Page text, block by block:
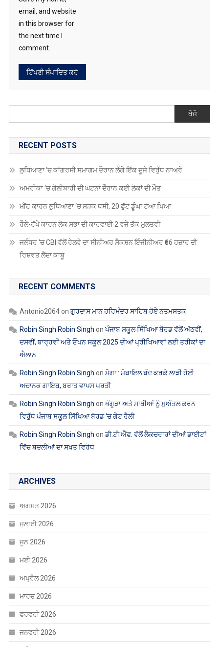
in this browser for
the next time I
ਅਮਰੀਕਾ ‘ਚ ਗੋਲੀਬਾਰੀ ਦੀ ਘਟਨਾ ਦੌਰਾਨ ਕਈ ਲੋਕਾਂ ਦੀ ਮੌਤ
ਮੀਂਹ ਕਾਰਨ ਲੁਧਿਆਣਾ ‘ਚ ਸੜਕ ਧਸੀ, 20 ਫੁੱਟ ਡੂੰਘਾ ਟੋਆ ਪਿਆ
ਰੌਲੇ-ਰੱਪੇ ਕਾਰਨ ਲੋਕ ਸਭਾ ਦੀ ਕਾਰਵਾਈ 2 ਵਜੇ ਤੱਕ ਮੁਲਤਵੀ
ਜਲੰਧਰ ‘ਚ CBI ਵੱਲੋਂ ਰੇਲਵੇ ਦਾ ਸੀਨੀਅਰ ਸੈਕਸ਼ਨ ਇੰਜੀਨੀਅਰ ₹66 ਹਜ਼ਾਰ ਦੀ
Robin Singh Robin Singhonਪੰਜਾਬ ਸਕੂਲ ਸਿੱਖਿਆ ਬੋਰਡ ਵੱਲੋਂ ਅੱਠਵੀਂ,
Robin Singh Robin Singh
Robin Singh Robin Singhonਖੰਗੂੜਾ ਅਤੇ ਸਾਥੀਆਂ ਨੂੰ ਮੁਅੱਤਲ ਕਰਨ
Robin Singh Robin Singhonਡੀ.ਟੀ.ਐੱਫ. ਵੱਲੋਂ ਲੈਕਚਰਾਰਾਂ ਦੀਆਂ ਡਾਈਟਾਂ
ਜੁਲਾਈ 2026
ਜੂਨ 2026
ਮਈ 2026
ਅਪ੍ਰੈਲ 2026
ਮਾਰਚ 2026
ਫਰਵਰੀ 2026
ਜਨਵਰੀ 2026
ਦਸੰਬਰ 2025